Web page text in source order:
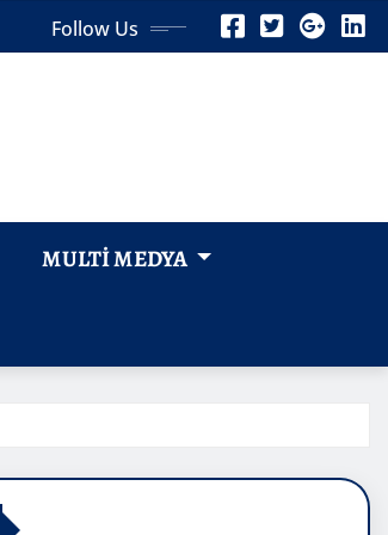
Follow Us
MULTI MEDYA